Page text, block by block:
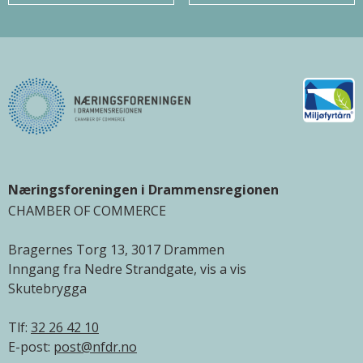
Næringsforeningen i Drammensregionen
CHAMBER OF COMMERCE
Bragernes Torg 13, 3017 Drammen
Inngang fra Nedre Strandgate, vis a vis
Skutebrygga
Tlf: 32 26 42 10
E-post: post@nfdr.no